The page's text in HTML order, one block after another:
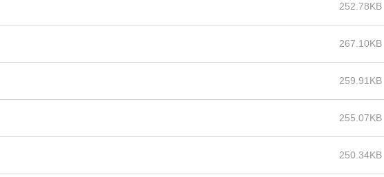
252.78KB
267.10KB
259.91KB
255.07KB
250.34KB